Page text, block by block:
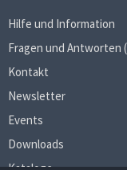
Hilfe und Information
Fragen und Antworten
Kontakt
Newsletter
Events
Downloads